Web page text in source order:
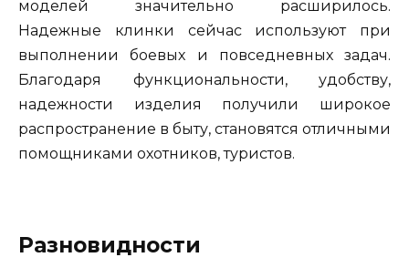
моделей значительно расширилось.
Надежные клинки сейчас используют при
выполнении боевых и повседневных задач.
Благодаря функциональности, удобству,
надежности изделия получили широкое
распространение в быту, становятся отличными
помощниками охотников, туристов.
Разновидности